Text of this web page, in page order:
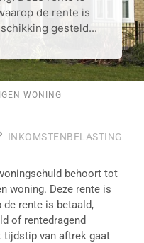
de rente is
gesteld...
WONING
INKOMSTENBELASTING
behoort tot
woning. Deze rente is
rente is betaald,
of rentedragend
tijdstip van aftrek gaat